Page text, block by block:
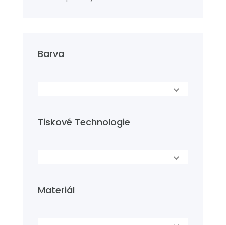
Barva
Tiskové Technologie
Materiál